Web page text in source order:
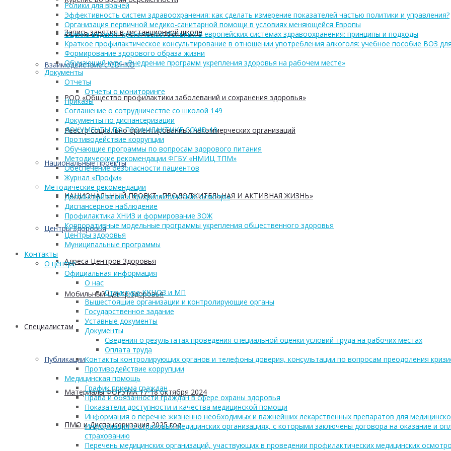
Запись занятия в дистанционной школе
Взаимодействие с СОНКО
РОО «Общество профилактики заболеваний и сохранения здоровья»
Реестр социально ориентированных некоммерческих организаций
Национальные проекты
НАЦИОНАЛЬНЫЙ ПРОЕКТ «ПРОДОЛЖИТЕЛЬНАЯ И АКТИВНАЯ ЖИЗНЬ»
Центры Здоровья
Адреса Центров Здоровья
Мобильный Центр здоровья
Cпециалистам
Публикации
Материалы ФОРУМА 17-18 октября 2024
ПМО и Диспансеризация 2025 год
Ролики для врачей
Эффективность систем здравоохранения: как сделать измерение показателей частью политики и управления?
Организация первичной медико-санитарной помощи в условиях меняющейся Европы
Оценка ведения хронических больных в европейских системах здравоохранения: принципы и подходы
Краткое профилактическое консультирование в отношении употребления алкоголя: учебное пособие ВОЗ
Формирование здорового образа жизни
Обучающий курс «Внедрение программ укрепления здоровья на рабочем месте»
Документы
Отчеты
Отчеты о мониторинге
Приказы
Соглашение о сотрудничестве со школой 149
Документы по диспансеризации
ДОКУМЕНТЫ ПО ПРОФИЛАКТИКЕ COVID-19
Противодействие коррупции
Обучающие программы по вопросам здорового питания
Методические рекомендации ФГБУ «НМИЦ ТПМ»
Обеспечение безопасности пациентов
Журнал «Профи»
Методические рекомендации
Диспансеризация и профилактические осмотры
Диспансерное наблюдение
Профилактика ХНИЗ и формирование ЗОЖ
Корпоративные модельные программы укрепления общественного здоровья
Центры здоровья
Муниципальные программы
Контакты
О центре
Официальная информация
О нас
Структура ККЦОЗ и МП
Вышестоящие организации и контролирующие органы
Государственное задание
Уставные документы
Документы
Сведения о результатах проведения специальной оценки условий труда на рабочих местах
Оплата труда
Контакты контролирующих органов и телефоны доверия, консультации по вопросам преодоления
Противодействие коррупции
Медицинская помощь
График приема граждан
Права и обязанности граждан в сфере охраны здоровья
Показатели доступности и качества медицинской помощи
Информация о перечне жизненно необходимых и важнейших лекарственных препаратов для
Информация о страховых медицинских организациях, с которыми заключены договора на оказание и
страхованию
Перечень медицинских организаций, участвующих в проведении профилактических медицинских